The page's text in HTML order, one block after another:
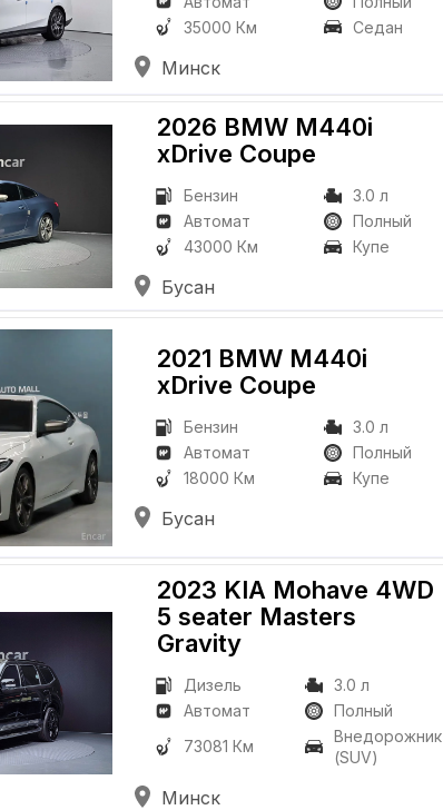
35000 Км
Седан
Минск
2026 BMW M440i
xDrive Coupe
Бензин
3.0 л
Автомат
Полный
43000 Км
Купе
Бусан
2021 BMW M440i
xDrive Coupe
Бензин
3.0 л
Автомат
Полный
18000 Км
Купе
Бусан
2023 KIA Mohave 4WD
5 seater Masters
Gravity
Дизель
3.0 л
Автомат
Полный
73081 Км
Внедорожник
(SUV)
Минск